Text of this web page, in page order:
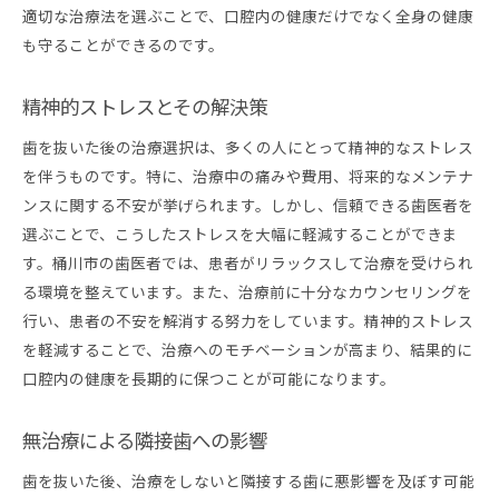
適切な治療法を選ぶことで、口腔内の健康だけでなく全身の健康
も守ることができるのです。
精神的ストレスとその解決策
歯を抜いた後の治療選択は、多くの人にとって精神的なストレス
を伴うものです。特に、治療中の痛みや費用、将来的なメンテナ
ンスに関する不安が挙げられます。しかし、信頼できる歯医者を
選ぶことで、こうしたストレスを大幅に軽減することができま
す。桶川市の歯医者では、患者がリラックスして治療を受けられ
る環境を整えています。また、治療前に十分なカウンセリングを
行い、患者の不安を解消する努力をしています。精神的ストレス
を軽減することで、治療へのモチベーションが高まり、結果的に
口腔内の健康を長期的に保つことが可能になります。
無治療による隣接歯への影響
歯を抜いた後、治療をしないと隣接する歯に悪影響を及ぼす可能